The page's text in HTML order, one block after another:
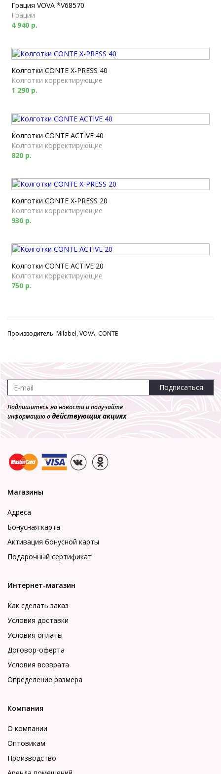
Грация VOVA *V68570
Грации
4 940 р.
Колготки CONTE X-PRESS 40
Колготки корректирующие
1 290 р.
Колготки CONTE ACTIVE 40
Колготки корректирующие
820 р.
Колготки CONTE X-PRESS 20
Колготки корректирующие
930 р.
Колготки CONTE ACTIVE 20
Колготки корректирующие
750 р.
Производитель: Milabel, VOVA, CONTE
Подписаться
Подпишитесь на новости и получайте
информацию одействующих акциях
Магазины
Адреса
Бонусная карта
Активация бонусной карты
Подарочный сертификат
Интернет-магазин
Как сделать заказ
Условия доставки
Условия оплаты
Договор-оферта
Условия возврата
Определение размера
Компания
О компании
Оптовикам
Производство